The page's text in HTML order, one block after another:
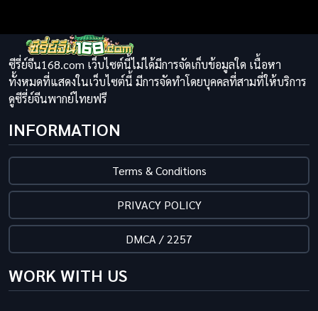
ซีรี่ย์จีน168.com เว็บไซต์นี้ไม่ได้มีการจัดเก็บข้อมูลใด เนื้อหา
ทั้งหมดที่แสดงในเว็บไซต์นี้ มีการจัดทำโดยบุคคลที่สามที่ให้บริการ
ดูซีรี่ย์จีนพากย์ไทยฟรี
INFORMATION
Terms & Conditions
PRIVACY POLICY
DMCA / 2257
WORK WITH US